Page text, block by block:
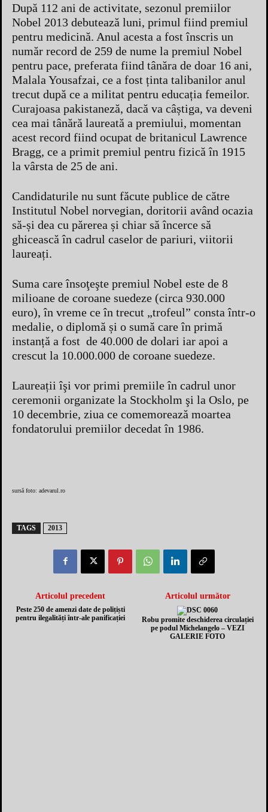
După 112 ani de activitate, sezonul premiilor
Nobel 2013 debutează luni, primul fiind premiul
pentru medicină. Anul acesta a fost înscris un
număr record de 259 de nume la premiul Nobel
pentru pace, preferata fiind tânăra de doar 16 ani,
Malala Yousafzai, ce a fost ținta talibanilor anul
trecut după ce a militat pentru educația femeilor.
Curajoasa pakistaneză, dacă va câștiga, va deveni
cea mai tânără laureată a premiului, momentan
acest record fiind ocupat de britanicul Lawrence
Bragg, ce a primit premiul pentru fizică în 1915
la vârsta de 25 de ani.
Candidaturile nu sunt făcute publice de către
Institutul Nobel norvegian, doritorii având ocazia
să-și dea cu părerea și chiar să încerce să
ghicească în cadrul caselor de pariuri, viitorii
laureați.
Suma care însoţeşte premiul Nobel este de 8
milioane de coroane suedeze (circa 930.000
euro), în vreme ce în trecut „trofeul” consta într-o
medalie, o diplomă și o sumă care în primă
instanță a fost de 40.000 de dolari iar apoi a
crescut la 10.000.000 de coroane suedeze.
Laureații îşi vor primi premiile în cadrul unor
ceremonii organizate la Stockholm şi la Oslo, pe
10 decembrie, ziua ce comemorează moartea
fondatorului premiilor decedat în 1986.
sursă foto: adevarul.ro
TAGS 2013
Articolul precedent
Peste 250 de amenzi date de polițiști
pentru ilegalități într-ale panificației
Articolul următor
Robu promite deschiderea circulației
pe podul Michelangelo – VEZI
GALERIE FOTO